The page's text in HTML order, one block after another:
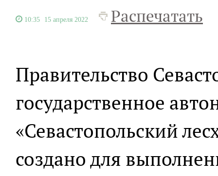
10:35 15 апреля 2022 Распечатать
Правительство
государственное
«Севастопольский
создано для